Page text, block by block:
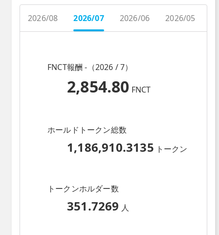
2026/08 2026/07 2026/06 2026/05
FNCT報酬 -（2026 / 7）
2,854.80 FNCT
ホールドトークン総数
1,186,910.3135 トークン
トークンホルダー数
351.7269 人